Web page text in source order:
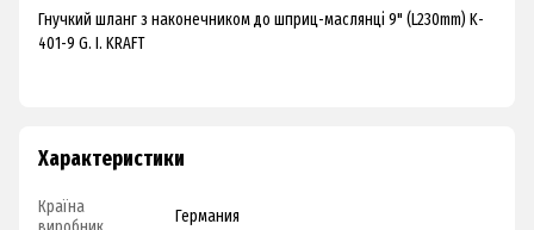
Гнучкий шланг з наконечником до шприц-маслянці 9" (L230mm) K-
401-9 G. I. KRAFT
Характеристики
Країна
Германия